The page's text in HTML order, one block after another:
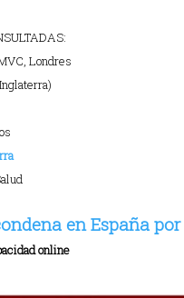
Londres
en España
online